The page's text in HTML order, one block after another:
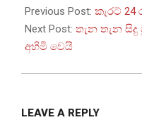
01-
30
Previous Post: කැරට්
Next Post: තැන තැන
අහිමි වෙයි
LEAVE A REPLY